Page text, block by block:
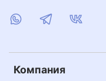
Компания